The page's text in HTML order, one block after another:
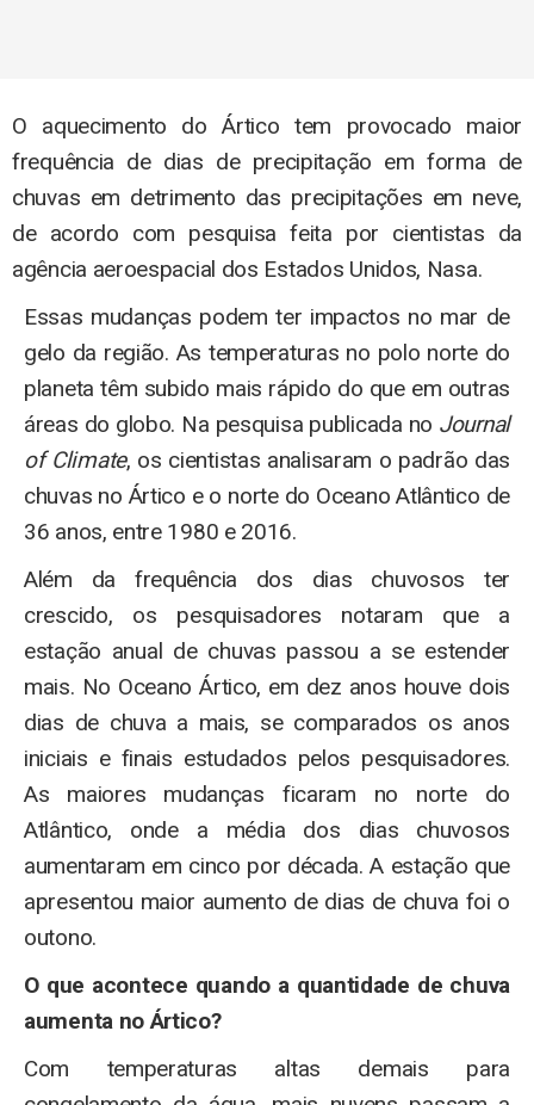
O aquecimento do Ártico tem provocado maior
frequência de dias de precipitação em forma de
chuvas em detrimento das precipitações em neve,
de acordo com pesquisa feita por cientistas da
agência aeroespacial dos Estados Unidos, Nasa.
Essas mudanças podem ter impactos no mar de
gelo da região. As temperaturas no polo norte do
planeta têm subido mais rápido do que em outras
áreas do globo. Na pesquisa publicada no Journal
of Climate, os cientistas analisaram o padrão das
chuvas no Ártico e o norte do Oceano Atlântico de
36 anos, entre 1980 e 2016.
Além da frequência dos dias chuvosos ter
crescido, os pesquisadores notaram que a
estação anual de chuvas passou a se estender
mais. No Oceano Ártico, em dez anos houve dois
dias de chuva a mais, se comparados os anos
iniciais e finais estudados pelos pesquisadores.
As maiores mudanças ficaram no norte do
Atlântico, onde a média dos dias chuvosos
aumentaram em cinco por década. A estação que
apresentou maior aumento de dias de chuva foi o
outono.
O que acontece quando a quantidade de chuva
aumenta no Ártico?
Com temperaturas altas demais para